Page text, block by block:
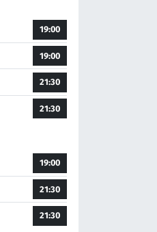
19:00
19:00
21:30
21:30
19:00
21:30
21:30